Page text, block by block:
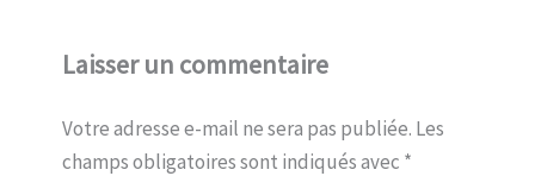
Laisser un commentaire
Votre adresse e-mail ne sera pas publiée. Les
champs obligatoires sont indiqués avec *